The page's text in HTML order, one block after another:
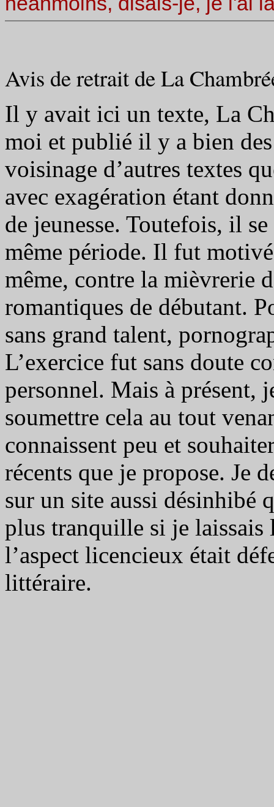
Avis de retrait de La
Il y avait ici un texte, La
moi et publié il y a bien
voisinage d’autres textes
avec exagération étant
de jeunesse. Toutefois, il
même période. Il fut
même, contre la mièvrerie
romantiques de débutant.
sans grand talent,
L’exercice fut sans doute
personnel. Mais à présent,
soumettre cela au tout
connaissent peu et
récents que je propose. Je
sur un site aussi désinhibé
plus tranquille si je laissais
l’aspect licencieux était
littéraire.